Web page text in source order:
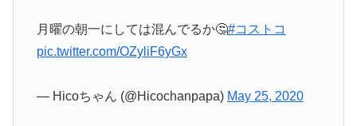
月曜の朝一にしては混んでるか🤔#コストコ
pic.twitter.com/OZyliF6yGx
— Hicoちゃん (@Hicochanpapa) May 25, 2020